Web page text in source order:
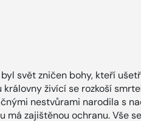
svět zničen bohy, kteří
živící se rozkoší
nestvůrami narodila s
má zajištěnou ochranu. Vše